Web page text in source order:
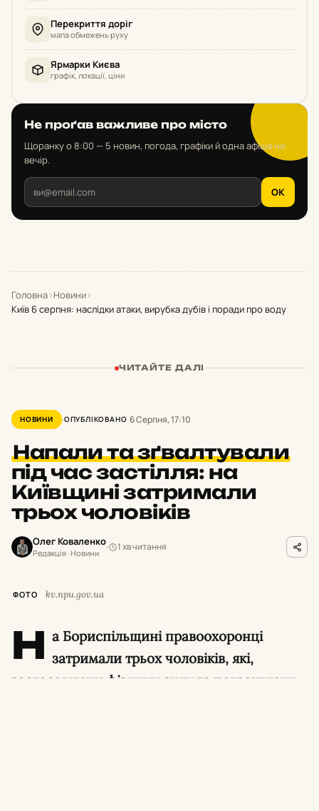
Перекриття доріг
мапа обмежень руху
Ярмарки Києва
графік, локації, ціни
Не проґав важливе про місто
Щоранку о 8:00 — 5 новин, погода, графіки й одна афіша на
вечір.
OK
Головна›Новини›
Київ 6 серпня: наслідки атаки, вирубка дубів і поради про воду
ЧИТАЙТЕ ДАЛІ
НОВИНИ ОПУБЛІКОВАНО 6 Серпня, 17:10
Напали та зґвалтували
під час застілля: на
Київщині затримали
трьох чоловіків
Олег Коваленко
Редакція · Новини
1 хв читання
ФОТО kv.npu.gov.ua
Н а Бориспільщині правоохоронці
затримали трьох чоловіків, які,
застосовуючи фізичну силу та погрожуючи